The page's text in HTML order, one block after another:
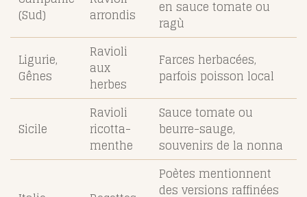
(Sud)
arrondis
en sauce tomate ou
ragù
Ligurie,
Gênes
Ravioli
aux
herbes
Farces herbacées,
parfois poisson local
Sicile
Ravioli
ricotta-
menthe
Sauce tomate ou
beurre-sauge,
souvenirs de la nonna
Poètes mentionnent
des versions raffinées